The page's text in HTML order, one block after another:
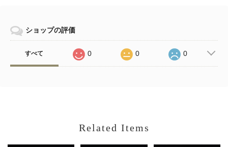
ショップの評価
すべて 0 0 0
Related Items